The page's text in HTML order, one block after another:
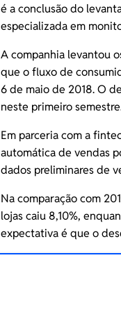
é a conclusão do
especializada em
A companhia levantou
que o fluxo de
6 de maio de 2018. O
neste primeiro
Em parceria com a
automática de vendas
dados preliminares de
Na comparação com
lojas caiu 8,10%,
expectativa é que o